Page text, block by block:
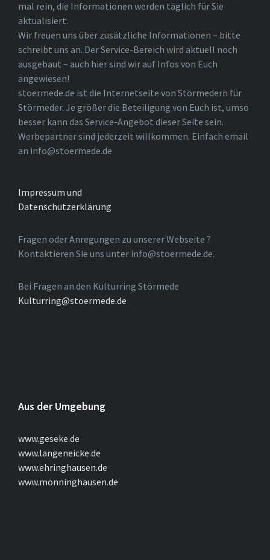
mal rein, die Informationen werden täglich für Sie
aktualisiert.
Wir freuen uns über zusätzliche Informationen – bitte
schreibt uns an. Der Service-Bereich wird aktuell noch
ausgebaut – auch hier sind wir auf Infos von Euch
angewiesen!
stoermede.de ist die Internetseite von Störmedern für
Störmeder. Je größer die Beteiligung von Euch ist, umso
besser kann das Service-Angebot dieser Seite sein.
Werbepartner sind jederzeit willkommen. Einfach email
an info@stoermede.de
Impressum und
Datenschutzerklärung
Fragen oder Anregungen zu unserer Webseite ?
Kontaktieren Sie uns unter info@stoermede.de.
Bei Fragen an den Kulturring Störmede
Kulturring@stoermede.de
Aus der Umgebung
www.geseke.de
www.langeneicke.de
www.ehringhausen.de
www.mönninghausen.de